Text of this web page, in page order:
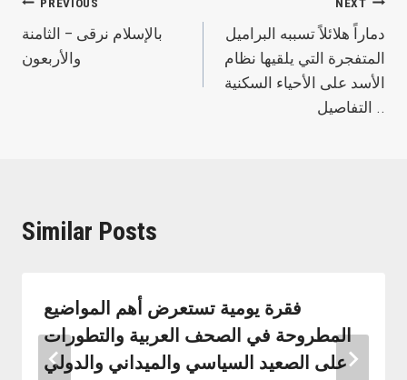
Post
navigation
بالإسلام نرقى – الثامنة
والأربعون
دماراً هلائلاً تسببه البراميل
المتفجرة التي يلقيها نظام
الأسد على الأحياء السكنية
.. التفاصيل
Similar Posts
فقرة يومية تستعرض أهم المواضيع
المطروحة في الصحف العربية والتطورات
على الصعيد السياسي والميداني والدولي